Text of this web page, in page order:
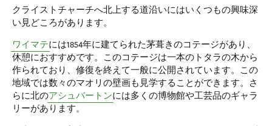
クライストチャーチへ北上する道沿いにはいくつもの興味深
い見どころがあります。
ワイマテには1854年に建てられた茅葺きのコテージがあり、
休憩におすすめです。このコテージは一本のトタラの木から
作られており、修復を終えて一般に公開されています。この
地域では数々のマオリの壁画も見学することができます。さ
らに北のアシュバートンには多くの博物館や工芸品のギャラ
リーがあります。